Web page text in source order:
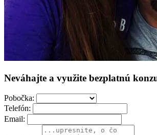
Neváhajte a využite bezplatnú
Pobočka:
Telefón:
Email: